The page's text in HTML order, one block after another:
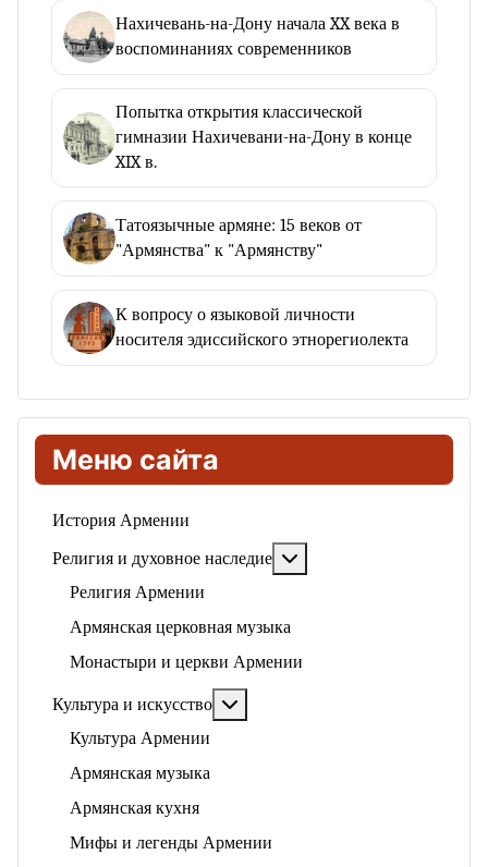
Меню сайта
История Армении
Религия и духовное наследие
Религия Армении
Армянская церковная музыка
Монастыри и церкви Армении
Культура и искусство
Культура Армении
Армянская музыка
Армянская кухня
Мифы и легенды Армении
Нахичевань-на-Дону начала XX века в
воспоминаниях современников
Попытка открытия классической
гимназии Нахичевани-на-Дону в конце
XIX в.
Татоязычные армяне: 15 веков от
"Армянства" к "Армянству"
К вопросу о языковой личности
носителя эдиссийского этнорегиолекта